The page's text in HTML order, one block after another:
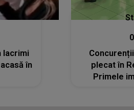
lacrimi
în
plecat în
Primele